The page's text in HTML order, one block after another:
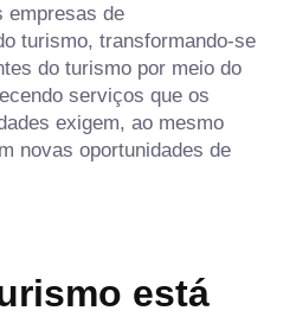
empresas de
turismo, transformando-se
do turismo por meio do
serviços que os
exigem, ao mesmo
novas oportunidades de
está